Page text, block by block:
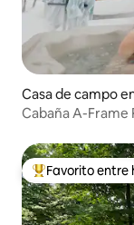
Casa de campo
Cabaña A-Frame
De los mejores
Favorito entre